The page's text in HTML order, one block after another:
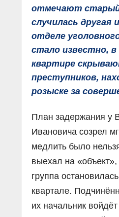
отмечают
случилась другая
отделе
стало известно, в
квартире
преступников,
розыске за
План задержания у
Ивановича созрел
медлить было
выехал на
группа
квартале.
их начальник